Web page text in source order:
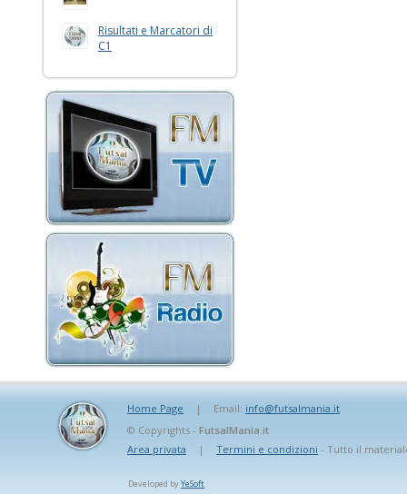
Risultati e Marcatori di
C1
Home Page | Email: info@futsalmania.it
© Copyrights - FutsalMania.it
Area privata
| Termini e condizioni - Tutto il
Developed byYeSoft